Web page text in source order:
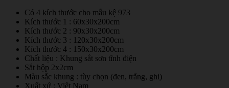
Có 4 kích thước cho mẫu kệ 973
Kích thước 1 : 60x30x200cm
Kích thước 2 : 90x30x200cm
Kích thước 3 : 120x30x200cm
Kích thước 4 : 150x30x200cm
Chất liệu : Khung sắt sơn tĩnh điện
Sắt hộp 2x2cm
Màu sắc khung : tùy chọn (đen, trắng, ghi)
Xuất xứ : Việt Nam